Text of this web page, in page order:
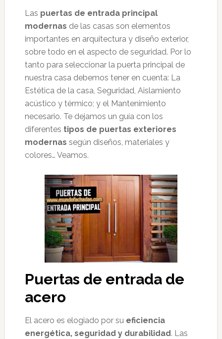
Las puertas de entrada principal
modernas de las casas son elementos
importantes en arquitectura y diseño exterior,
sobre todo en el aspecto de seguridad. Por lo
tanto para seleccionar la puerta principal de
nuestra casa debemos tener en cuenta: La
Estética de la casa, Seguridad, Aislamiento
acústico y térmico; y el Mantenimiento
necesario. Te dejamos un guía con los
diferentes tipos de puertas exteriores
modernas según diseños, materiales y
colores… Veamos.
Puertas de entrada de
acero
El acero es elogiado por su eficiencia
energética, seguridad y durabilidad. Las